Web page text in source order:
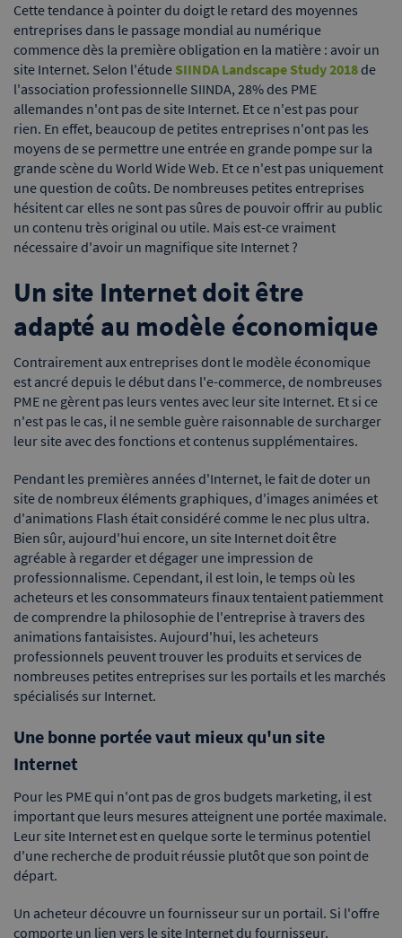
Cette tendance à pointer du doigt le retard des moyennes
entreprises dans le passage mondial au numérique
commence dès la première obligation en la matière : avoir un
site Internet. Selon l'étude SIINDA Landscape Study 2018de
l'association professionnelle SIINDA, 28% des PME
allemandes n'ont pas de site Internet. Et ce n'est pas pour
rien. En effet, beaucoup de petites entreprises n'ont pas les
moyens de se permettre une entrée en grande pompe sur la
grande scène du World Wide Web. Et ce n'est pas uniquement
une question de coûts. De nombreuses petites entreprises
hésitent car elles ne sont pas sûres de pouvoir offrir au public
un contenu très original ou utile. Mais est-ce vraiment
nécessaire d'avoir un magnifique site Internet ?
Un site Internet doit être
adapté au modèle économique
Contrairement aux entreprises dont le modèle économique
est ancré depuis le début dans l'e-commerce, de nombreuses
PME ne gèrent pas leurs ventes avec leur site Internet. Et si ce
n'est pas le cas, il ne semble guère raisonnable de surcharger
leur site avec des fonctions et contenus supplémentaires.
Pendant les premières années d'Internet, le fait de doter un
site de nombreux éléments graphiques, d'images animées et
d'animations Flash était considéré comme le nec plus ultra.
Bien sûr, aujourd'hui encore, un site Internet doit être
agréable à regarder et dégager une impression de
professionnalisme. Cependant, il est loin, le temps où les
acheteurs et les consommateurs finaux tentaient patiemment
de comprendre la philosophie de l'entreprise à travers des
animations fantaisistes. Aujourd'hui, les acheteurs
professionnels peuvent trouver les produits et services de
nombreuses petites entreprises sur les portails et les marchés
spécialisés sur Internet.
Une bonne portée vaut mieux qu'un site
Internet
Pour les PME qui n'ont pas de gros budgets marketing, il est
important que leurs mesures atteignent une portée maximale.
Leur site Internet est en quelque sorte le terminus potentiel
d'une recherche de produit réussie plutôt que son point de
départ.
Un acheteur découvre un fournisseur sur un portail. Si l'offre
comporte un lien vers le site Internet du fournisseur,